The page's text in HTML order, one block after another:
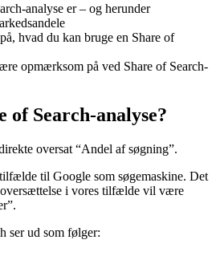
analyse er – og herunder
hvad du kan bruge en Share of
opmærksom på ved Share of Search-
of Search-analyse?
oversat “Andel af søgning”.
til Google som søgemaskine. Det
i vores tilfælde vil være
ser ud som følger: